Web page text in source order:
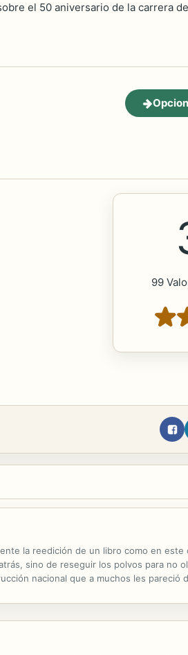
el 50 aniversario de la carrera
99
la reedición de un libro como en
sino de reseguir los polvos para
nacional que a muchos les